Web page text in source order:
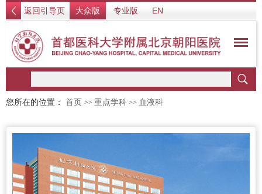
返回引导页 大众版 专业版 EN
您所在的位置： 首页 >> 重点学科 >> 血液科